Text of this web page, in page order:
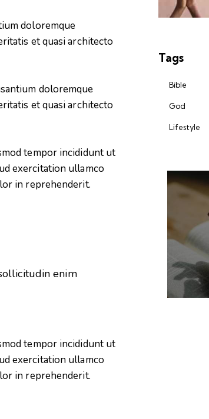
doloremque
et quasi architecto
doloremque
et quasi architecto
tempor incididunt ut
exercitation ullamco
in reprehenderit.
enim
tempor incididunt ut
exercitation ullamco
in reprehenderit.
Tags
Bible
God
Lifestyle